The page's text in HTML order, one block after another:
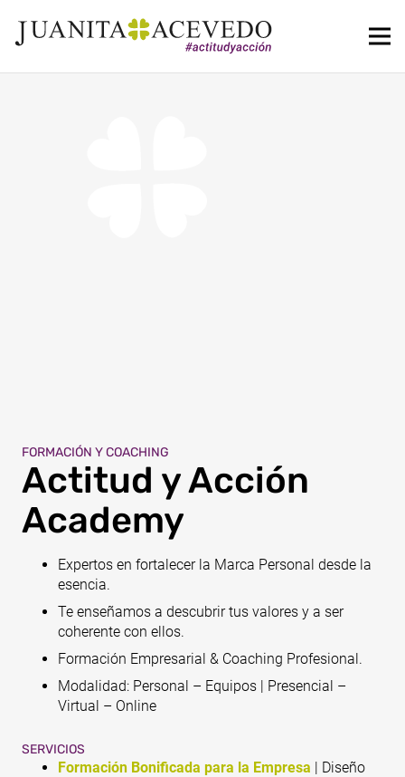
FORMACIÓN Y COACHING
Actitud y Acción
Academy
Expertos en fortalecer la Marca Personal desde la
esencia.
Te enseñamos a descubrir tus valores y a ser
coherente con ellos.
Formación Empresarial & Coaching Profesional.
Modalidad: Personal – Equipos | Presencial –
Virtual – Online
SERVICIOS
Formación Bonificada para la Empresa | Diseño